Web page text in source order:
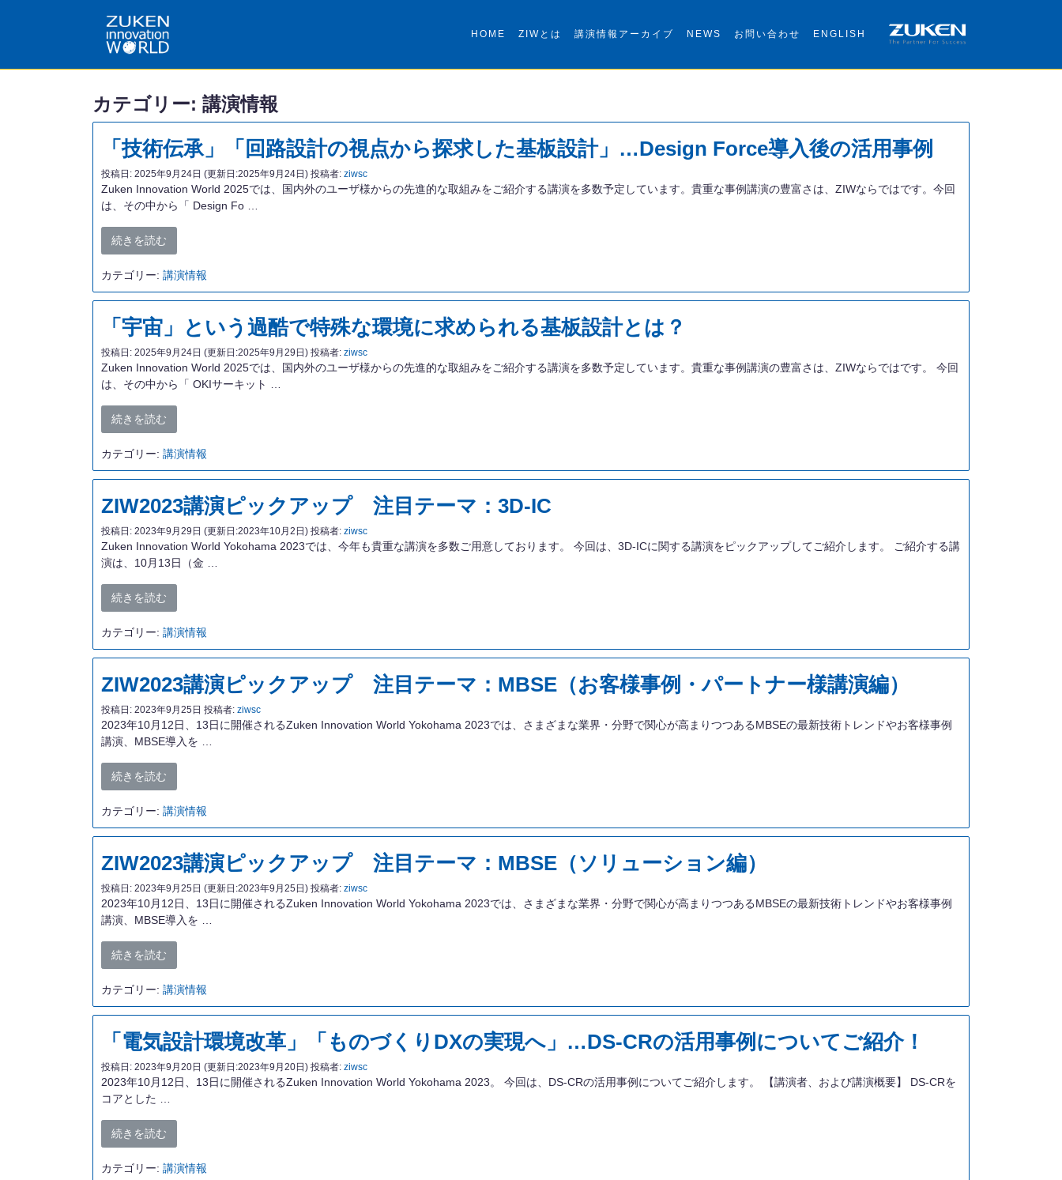
HOME ZIWとは 講演情報アーカイブ NEWS お問い合わせ ENGLISH
カテゴリー: 講演情報
「技術伝承」「回路設計の視点から探求した基板設計」…Design Force導入後の活用事例
投稿日: 2025年9月24日 (更新日:2025年9月24日) 投稿者: ziwsc
Zuken Innovation World 2025では、国内外のユーザ様からの先進的な取組みをご紹介する講演を多数予定しています。貴重な事例講演の豊富さは、ZIWならではです。今回
は、その中から「 Design Fo …
続きを読む
カテゴリー: 講演情報
「宇宙」という過酷で特殊な環境に求められる基板設計とは？
投稿日: 2025年9月24日 (更新日:2025年9月29日) 投稿者: ziwsc
Zuken Innovation World 2025では、国内外のユーザ様からの先進的な取組みをご紹介する講演を多数予定しています。貴重な事例講演の豊富さは、ZIWならではです。 今回
は、その中から「 OKIサーキット …
続きを読む
カテゴリー: 講演情報
ZIW2023講演ピックアップ 注目テーマ：3D-IC
投稿日: 2023年9月29日 (更新日:2023年10月2日) 投稿者: ziwsc
Zuken Innovation World Yokohama 2023では、今年も貴重な講演を多数ご用意しております。 今回は、3D-ICに関する講演をピックアップしてご紹介します。 ご紹介する講
演は、10月13日（金 …
続きを読む
カテゴリー: 講演情報
ZIW2023講演ピックアップ 注目テーマ：MBSE（お客様事例・パートナー様講演編）
投稿日: 2023年9月25日 投稿者: ziwsc
2023年10月12日、13日に開催されるZuken Innovation World Yokohama 2023では、さまざまな業界・分野で関心が高まりつつあるMBSEの最新技術トレンドやお客様事例
講演、MBSE導入を …
続きを読む
カテゴリー: 講演情報
ZIW2023講演ピックアップ 注目テーマ：MBSE（ソリューション編）
投稿日: 2023年9月25日 (更新日:2023年9月25日) 投稿者: ziwsc
2023年10月12日、13日に開催されるZuken Innovation World Yokohama 2023では、さまざまな業界・分野で関心が高まりつつあるMBSEの最新技術トレンドやお客様事例
講演、MBSE導入を …
続きを読む
カテゴリー: 講演情報
「電気設計環境改革」「ものづくりDXの実現へ」…DS-CRの活用事例についてご紹介！
投稿日: 2023年9月20日 (更新日:2023年9月20日) 投稿者: ziwsc
2023年10月12日、13日に開催されるZuken Innovation World Yokohama 2023。 今回は、DS-CRの活用事例についてご紹介します。 【講演者、および講演概要】 DS-CRを
コアとした …
続きを読む
カテゴリー: 講演情報